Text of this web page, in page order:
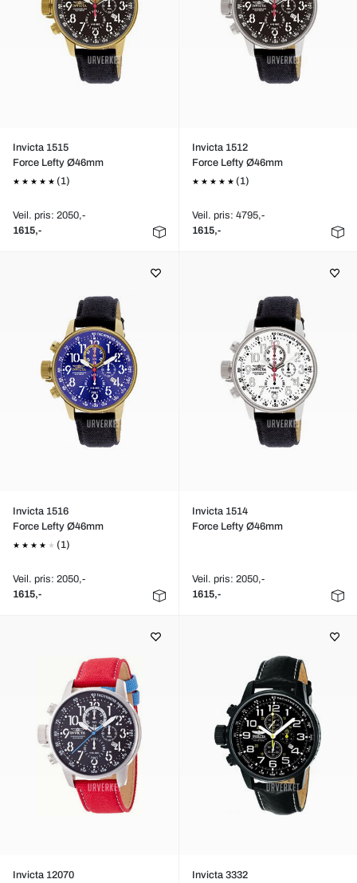
Invicta 1515
Force Lefty Ø46mm
(1)
Veil. pris: 2050,-
1615,-
Invicta 1512
Force Lefty Ø46mm
(1)
Veil. pris: 4795,-
1615,-
Invicta 1516
Force Lefty Ø46mm
(1)
Veil. pris: 2050,-
1615,-
Invicta 1514
Force Lefty Ø46mm
Veil. pris: 2050,-
1615,-
Invicta 12070 Invicta 3332